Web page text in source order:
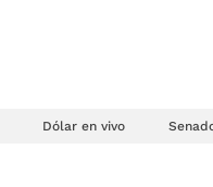
Dólar en vivo